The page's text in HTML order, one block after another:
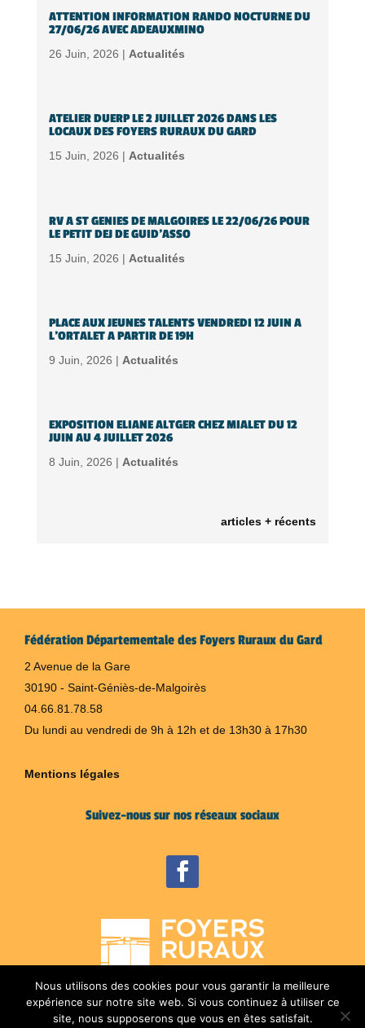
ATTENTION INFORMATION RANDO NOCTURNE DU
27/06/26 AVEC ADEAUXMINO
26 Juin, 2026 | Actualités
ATELIER DUERP LE 2 JUILLET 2026 DANS LES
LOCAUX DES FOYERS RURAUX DU GARD
15 Juin, 2026 | Actualités
RV A ST GENIES DE MALGOIRES LE 22/06/26 POUR
LE PETIT DEJ DE GUID’ASSO
15 Juin, 2026 | Actualités
PLACE AUX JEUNES TALENTS VENDREDI 12 JUIN A
L’ORTALET A PARTIR DE 19H
9 Juin, 2026 | Actualités
EXPOSITION ELIANE ALTGER CHEZ MIALET DU 12
JUIN AU 4 JUILLET 2026
8 Juin, 2026 | Actualités
articles + récents
Fédération Départementale des Foyers Ruraux du Gard
2 Avenue de la Gare
30190 - Saint-Géniès-de-Malgoirès
04.66.81.78.58
Du lundi au vendredi de 9h à 12h et de 13h30 à 17h30
Mentions légales
Suivez-nous sur nos réseaux sociaux
Nous utilisons des cookies pour vous garantir la meilleure
expérience sur notre site web. Si vous continuez à utiliser ce
site, nous supposerons que vous en êtes satisfait.